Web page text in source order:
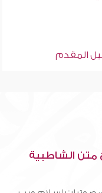
متن الشاطبية